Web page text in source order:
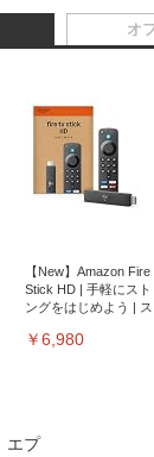
【New】Amazon Fire
Stick HD | 手軽にスト
ングをはじめよう | ス
￥6,980
オ